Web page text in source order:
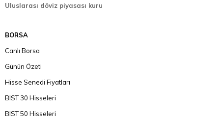
Uluslarası döviz piyasası kuru
BORSA
Canlı Borsa
Günün Özeti
Hisse Senedi Fiyatları
BIST 30 Hisseleri
BIST 50 Hisseleri